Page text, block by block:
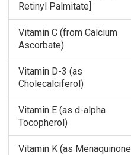
Retinyl Palmitate]
Vitamin C (from Calcium
Ascorbate)
Vitamin D-3 (as
Cholecalciferol)
Vitamin E (as d-alpha
Tocopherol)
Vitamin K (as Menaquinone